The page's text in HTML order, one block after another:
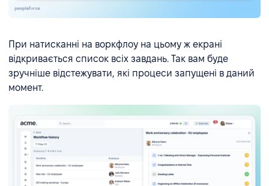
При натисканні на воркфлоу на цьому ж екрані
відкривається список всіх завдань. Так вам буде
зручніше відстежувати, які процеси запущені в даний
момент.